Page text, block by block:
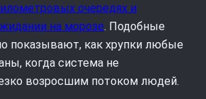
очередях и
на морозе. Подобные
показывают, как хрупки любые
когда система не
возросшим потоком людей.